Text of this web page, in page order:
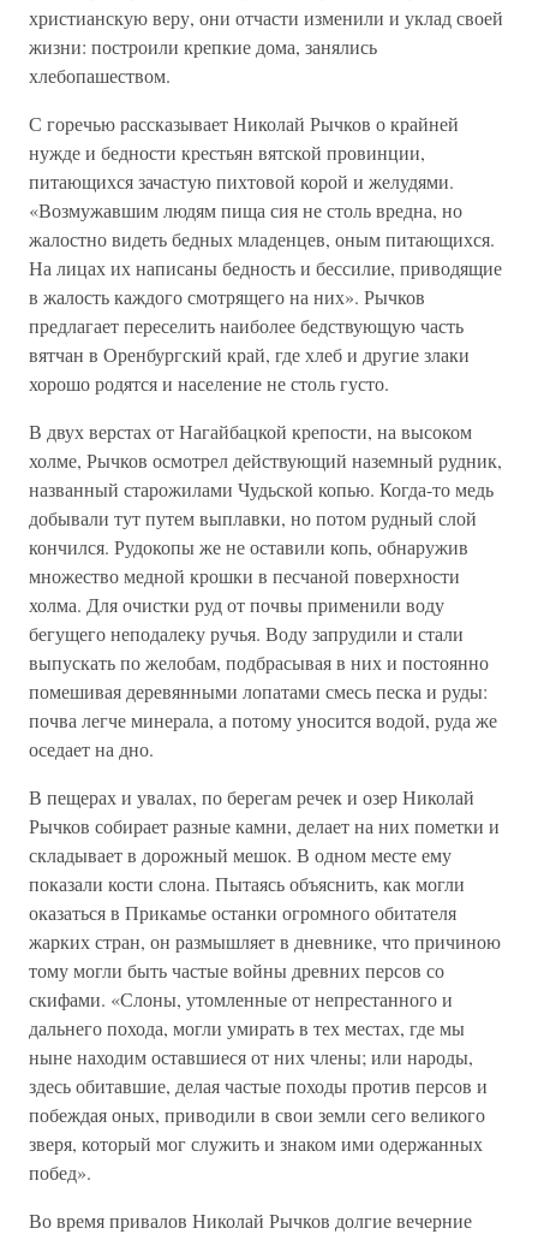
христианскую веру, они отчасти изменили и уклад своей
жизни: построили крепкие дома, занялись
хлебопашеством.
С горечью рассказывает Николай Рычков о крайней
нужде и бедности крестьян вятской провинции,
питающихся зачастую пихтовой корой и желудями.
«Возмужавшим людям пища сия не столь вредна, но
жалостно видеть бедных младенцев, оным питающихся.
На лицах их написаны бедность и бессилие, приводящие
в жалость каждого смотрящего на них». Рычков
предлагает переселить наиболее бедствующую часть
вятчан в Оренбургский край, где хлеб и другие злаки
хорошо родятся и население не столь густо.
В двух верстах от Нагайбацкой крепости, на высоком
холме, Рычков осмотрел действующий наземный рудник,
названный старожилами Чудьской копью. Когда-то медь
добывали тут путем выплавки, но потом рудный слой
кончился. Рудокопы же не оставили копь, обнаружив
множество медной крошки в песчаной поверхности
холма. Для очистки руд от почвы применили воду
бегущего неподалеку ручья. Воду запрудили и стали
выпускать по желобам, подбрасывая в них и постоянно
помешивая деревянными лопатами смесь песка и руды:
почва легче минерала, а потому уносится водой, руда же
оседает на дно.
В пещерах и увалах, по берегам речек и озер Николай
Рычков собирает разные камни, делает на них пометки и
складывает в дорожный мешок. В одном месте ему
показали кости слона. Пытаясь объяснить, как могли
оказаться в Прикамье останки огромного обитателя
жарких стран, он размышляет в дневнике, что причиною
тому могли быть частые войны древних персов со
скифами. «Слоны, утомленные от непрестанного и
дальнего похода, могли умирать в тех местах, где мы
ныне находим оставшиеся от них члены; или народы,
здесь обитавшие, делая частые походы против персов и
побеждая оных, приводили в свои земли сего великого
зверя, который мог служить и знаком ими одержанных
побед».
Во время привалов Николай Рычков долгие вечерние